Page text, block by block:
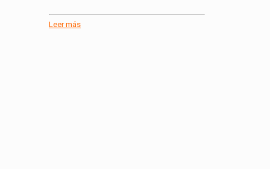
Leer más